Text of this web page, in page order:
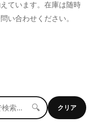
ています。在庫は随時
い合わせください。
🔍 クリア